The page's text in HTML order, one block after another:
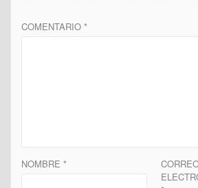
COMENTARIO *
NOMBRE *